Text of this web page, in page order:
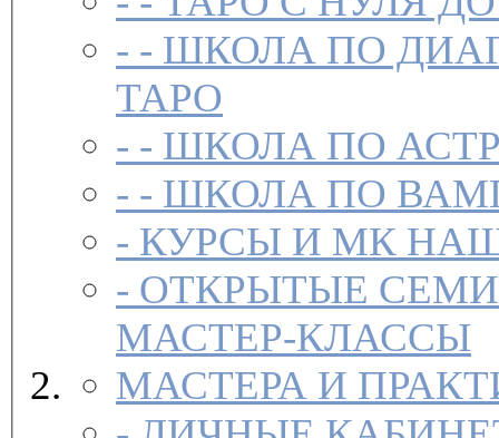
- - ШКОЛА ПО
ТАРО
- - ШКОЛА ПО
- - ШКОЛА ПО
-
- ОТКРЫТЫЕ
МАСТЕР-КЛАССЫ
МАСТЕРА И